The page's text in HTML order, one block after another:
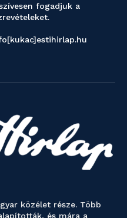
fogadjuk a
közélet része. Több
és mára a